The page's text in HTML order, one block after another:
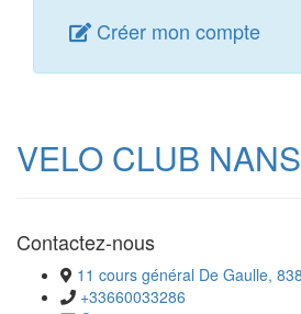
Créer mon compte
VELO CLUB
Contactez-nous
11 cours général De Gaulle,
+33660033286